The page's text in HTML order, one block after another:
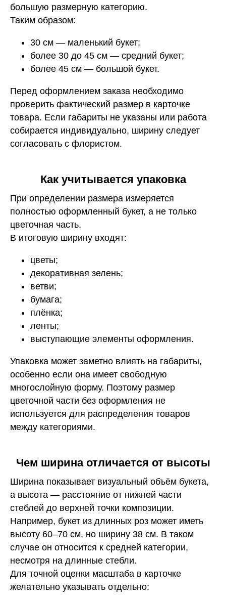
большую размерную категорию.
Таким образом:
30 см — маленький букет;
более 30 до 45 см — средний букет;
более 45 см — большой букет.
Перед оформлением заказа необходимо
проверить фактический размер в карточке
товара. Если габариты не указаны или работа
собирается индивидуально, ширину следует
согласовать с флористом.
Как учитывается упаковка
При определении размера измеряется
полностью оформленный букет, а не только
цветочная часть.
В итоговую ширину входят:
цветы;
декоративная зелень;
ветви;
бумага;
плёнка;
ленты;
выступающие элементы оформления.
Упаковка может заметно влиять на габариты,
особенно если она имеет свободную
многослойную форму. Поэтому размер
цветочной части без оформления не
используется для распределения товаров
между категориями.
Чем ширина отличается от высоты
Ширина показывает визуальный объём букета,
а высота — расстояние от нижней части
стеблей до верхней точки композиции.
Например, букет из длинных роз может иметь
высоту 60–70 см, но ширину 38 см. В таком
случае он относится к средней категории,
несмотря на длинные стебли.
Для точной оценки масштаба в карточке
желательно указывать отдельно: